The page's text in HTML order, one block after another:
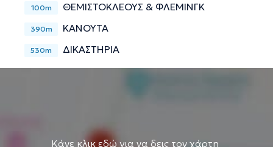
100m ΘΕΜΙΣΤΟΚΛΕΟΥΣ & ΦΛΕΜΙΝΓΚ
390m ΚΑΝΟΥΤΑ
530m ΔΙΚΑΣΤΗΡΙΑ
Κάνε κλικ εδώ για να δεις τον χάρτη